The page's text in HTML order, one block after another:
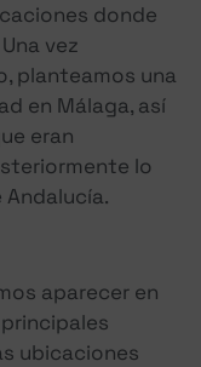
donde
vez
planteamos una
en Málaga, así
eran
lo
aparecer en
ubicaciones